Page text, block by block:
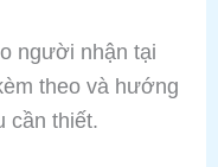
người nhận tại
theo và hướng
cần thiết.